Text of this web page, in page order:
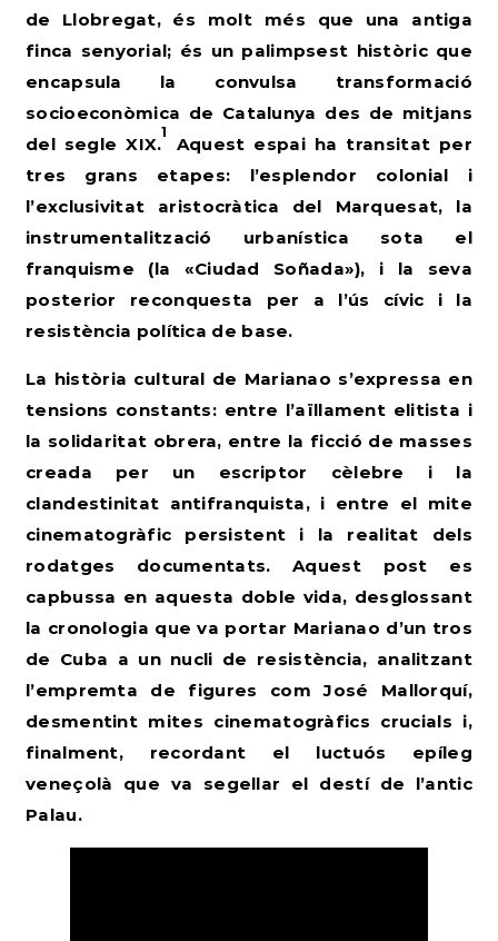
de Llobregat, és molt més que una antiga
finca senyorial; és un palimpsest històric que
encapsula la convulsa transformació
socioeconòmica de Catalunya des de mitjans
del segle XIX.
1
Aquest espai ha transitat per
tres grans etapes: l’esplendor colonial i
l’exclusivitat aristocràtica del Marquesat, la
instrumentalització urbanística sota el
franquisme (la «Ciudad Soñada»), i la seva
posterior reconquesta per a l’ús cívic i la
resistència política de base.
La història cultural de Marianao s’expressa en
tensions constants: entre l’aïllament elitista i
la solidaritat obrera, entre la ficció de masses
creada per un escriptor cèlebre i la
clandestinitat antifranquista, i entre el mite
cinematogràfic persistent i la realitat dels
rodatges documentats. Aquest post es
capbussa en aquesta doble vida, desglossant
la cronologia que va portar Marianao d’un tros
de Cuba a un nucli de resistència, analitzant
l’empremta de figures com José Mallorquí,
desmentint mites cinematogràfics crucials i,
finalment, recordant el luctuós epíleg
veneçolà que va segellar el destí de l’antic
Palau.